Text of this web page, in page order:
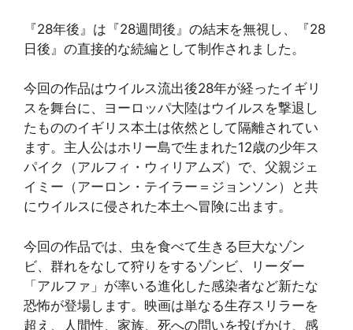
『28年後』は『28週間後』の結末を無視し、『28
日後』の直接的な続編として制作されました。
今回の作品はウイルス流出後28年が経ったイギリ
スを舞台に、ヨーロッパ大陸はウイルスを撃退し
たもののイギリス本土は依然として隔離されてい
ます。主人公はホリー島で生まれた12歳の少年ス
パイク（アルフィ・ウィリアムズ）で、父親ジェ
イミー（アーロン・テイラー＝ジョンソン）と共
にウイルスに侵された本土へ冒険に出ます。
今回の作品では、虫を食べて生きる巨大なゾン
ビ、群れをなして狩りをするゾンビ、リーダー
「アルファ」が率いる進化した感染者など新たな
恐怖が登場します。映画は単なる生存スリラーを
超え、人間性、家族、死への問いを投げかけ、感